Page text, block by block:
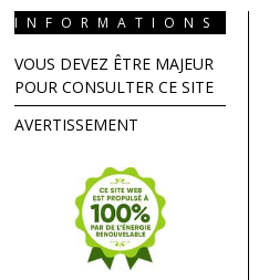
INFORMATIONS
VOUS DEVEZ ÊTRE MAJEUR
POUR CONSULTER CE SITE
AVERTISSEMENT